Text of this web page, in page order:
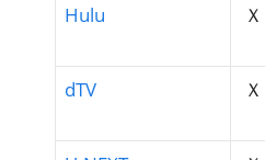
Hulu
Ｘ
dTV Ｘ